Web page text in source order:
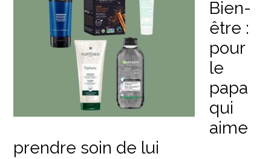
Bien-
être :
pour
le
papa
qui
aime
prendre soin de lui